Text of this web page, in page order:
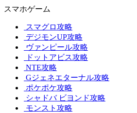
スマホゲーム
スマグロ攻略
デジモンUP攻略
ヴァンピール攻略
ドットアビス攻略
NTE攻略
Gジェネエターナル攻略
ポケポケ攻略
シャドバ ビヨンド攻略
モンスト攻略